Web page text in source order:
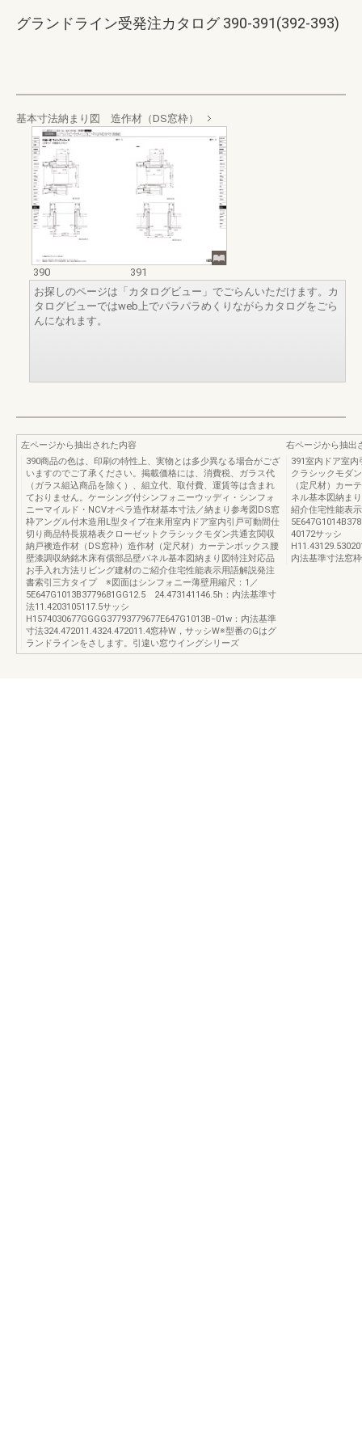
グランドライン受発注カタログ 390-391(392-393)
基本寸法納まり図 造作材（DS窓枠）
390
391
お探しのページは「カタログビュー」でごらんいただけます。カ
タログビューではweb上でパラパラめくりながらカタログをごら
んになれます。
左ページから抽出された内容
390商品の色は、印刷の特性上、実物とは多少異なる場合がござ
いますのでご了承ください。掲載価格には、消費税、ガラス代
（ガラス組込商品を除く）、組立代、取付費、運賃等は含まれ
ておりません。ケーシング付シンフォニーウッディ・シンフォ
ニーマイルド・NCVオペラ造作材基本寸法／納まり参考図DS窓
枠アングル付木造用L型タイプ在来用室内ドア室内引戸可動間仕
切り商品特長規格表クローゼットクラシックモダン共通玄関収
納戸襖造作材（DS窓枠）造作材（定尺材）カーテンボックス腰
壁漆調収納銘木床有償部品壁パネル基本図納まり図特注対応品
お手入れ方法リビング建材のご紹介住宅性能表示用語解説発注
書索引三方タイプ ※図面はシンフォニー薄壁用縮尺：1／
5E647G1013B3779681GG12.5 24.473141146.5h：内法基準寸
法11.4203105117.5サッシ
H1574030677GGGG37793779677E647G1013B−01w：内法基準
寸法324.472011.4324.472011.4窓枠W，サッシW※型番のGはグ
ランドラインをさします。引違い窓ウイングシリーズ
右ページから抽出
391室内ドア室
クラシックモダ
（定尺材）カー
ネル基本図納ま
紹介住宅性能表
40172サッシ
内法基準寸法窓